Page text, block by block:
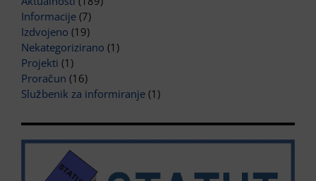
Informacije (7)
Izdvojeno (19)
Nekategorizirano (1)
Projekti (1)
Proračun (16)
Službenik za informiranje (1)